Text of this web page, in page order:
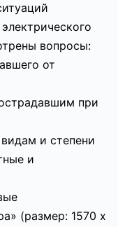
вопросы:
от
при
и степени
и
(размер: 1570 х